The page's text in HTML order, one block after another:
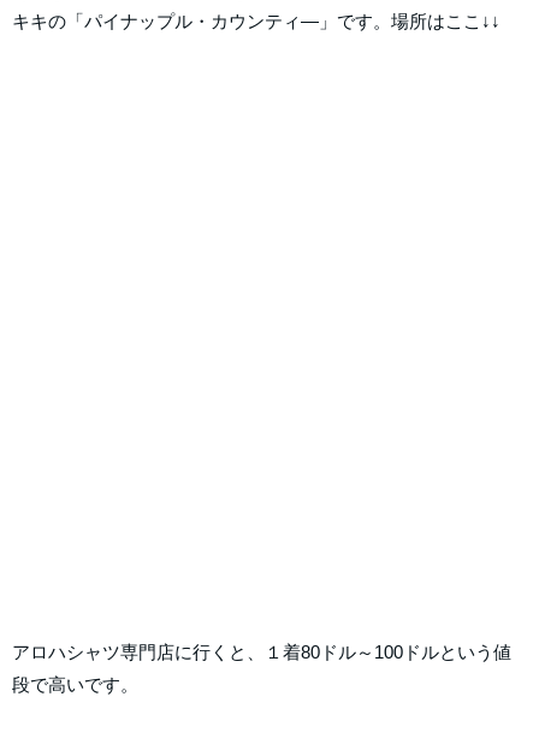
キキの「パイナップル・カウンティ―」です。場所はここ↓↓
アロハシャツ専門店に行くと、１着80ドル～100ドルという値
段で高いです。